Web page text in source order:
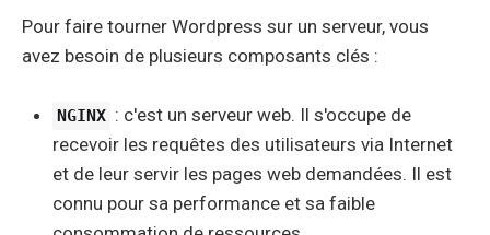
Pour faire tourner Wordpress sur un serveur, vous
avez besoin de plusieurs composants clés :
NGINX : c'est un serveur web. Il s'occupe de
recevoir les requêtes des utilisateurs via Internet
et de leur servir les pages web demandées. Il est
connu pour sa performance et sa faible